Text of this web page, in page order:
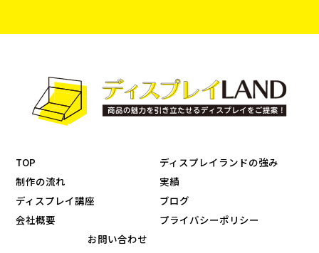
TOP
ディスプレイランドの強み
制作の流れ
実績
ディスプレイ講座
ブログ
会社概要
プライバシーポリシー
お問い合わせ